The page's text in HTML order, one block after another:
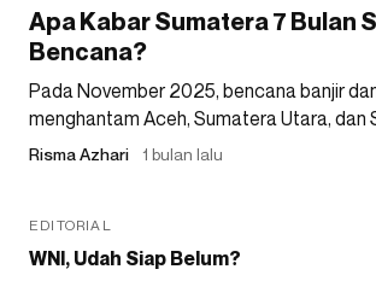
Apa Kabar Sumatera 7 Bulan
Bencana?
Pada November 2025, bencana banjir
menghantam Aceh, Sumatera Utara, dan
Risma Azhari 1 bulan lalu
EDITORIAL
WNI, Udah Siap Belum?